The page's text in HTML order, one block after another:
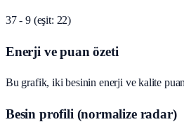
37 - 9 (eşit: 22)
Enerji ve puan özeti
Bu grafik, iki besinin enerji ve kalite
Besin profili (normalize radar)